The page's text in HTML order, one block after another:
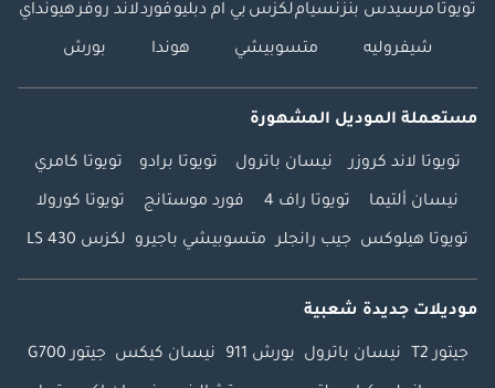
تويوتا مرسيدس بنزنسياملكزس بي ام دبليوفوردلاند روفرهيونداي
شيفروليه متسوبيشي هوندا بورش
مستعملة الموديل المشهورة
تويوتا لاند كروزر نيسان باترول تويوتا برادو تويوتا كامري
نيسان ألتيما تويوتا راف 4 فورد موستانج تويوتا كورولا
تويوتا هيلوكس جيب رانجلر متسوبيشي باجيرو لكزس LS 430
موديلات جديدة شعبية
جيتور T2 نيسان باترول بورش 911 نيسان كيكس جيتور G700